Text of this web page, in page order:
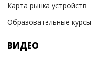
Карта рынка устройств
Образовательные курсы
ВИДЕО